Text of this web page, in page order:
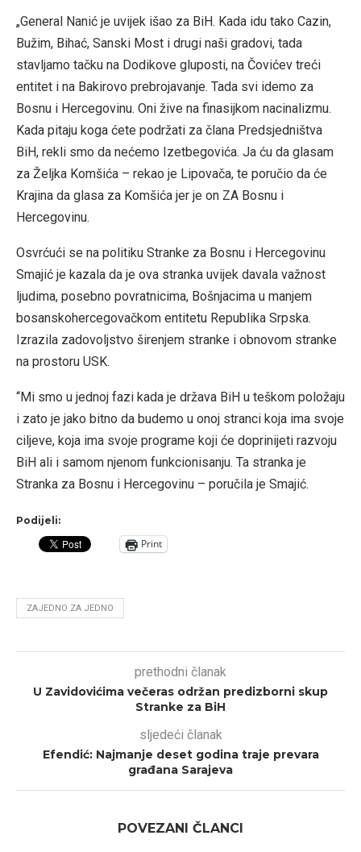
„General Nanić je uvijek išao za BiH. Kada idu tako Cazin,
Bužim, Bihać, Sanski Most i drugi naši gradovi, tada
stavljamo tačku na Dodikove gluposti, na Čovićev treći
entitet i na Bakirovo prebrojavanje. Tada svi idemo za
Bosnu i Hercegovinu. Oni žive na finasijkom nacinalizmu.
Kada pitaju koga ćete podržati za člana Predsjedništva
BiH, rekli smo da nećemo Izetbegovića. Ja ću da glasam
za Željka Komšića – rekao je Lipovača, te poručio da će
Krajina da glasa za Komšića jer je on ZA Bosnu i
Hercegovinu.
Osvrćući se na politiku Stranke za Bosnu i Hercegovinu
Smajić je kazala da je ova stranka uvijek davala važnost
ljudima, posebno povratnicima, Bošnjacima u manjem
bosanskohercegovačkom entitetu Republika Srpska.
Izrazila zadovoljstvo širenjem stranke i obnovom stranke
na prostoru USK.
“Mi smo u jednoj fazi kada je država BiH u teškom položaju
i zato je jako bitno da budemo u onoj stranci koja ima svoje
ciljeve, koja ima svoje programe koji će doprinijeti razvoju
BiH ali i samom njenom funkcionisanju. Ta stranka je
Stranka za Bosnu i Hercegovinu – poručila je Smajić.
Podijeli:
Print
ZAJEDNO ZA JEDNO
prethodni članak
U Zavidovićima večeras održan predizborni skup
Stranke za BiH
sljedeći članak
Efendić: Najmanje deset godina traje prevara
građana Sarajeva
POVEZANI ČLANCI